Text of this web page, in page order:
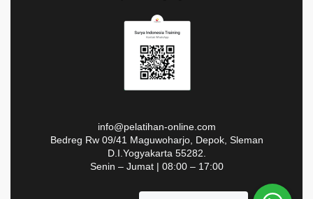
info@pelatihan-online.com
Bedreg Rw 09/41 Maguwoharjo, Depok, Sleman
D.I.Yogyakarta 55282.
Senin – Jumat | 08:00 – 17:00